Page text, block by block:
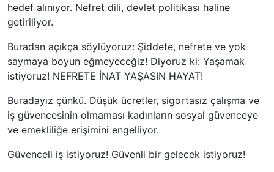
hedef alınıyor. Nefret dili, devlet politikası haline
getiriliyor.
Buradan açıkça söylüyoruz: Şiddete, nefrete ve yok
saymaya boyun eğmeyeceğiz! Diyoruz ki: Yaşamak
istiyoruz! NEFRETE İNAT YAŞASIN HAYAT!
Buradayız çünkü. Düşük ücretler, sigortasız çalışma ve
iş güvencesinin olmaması kadınların sosyal güvenceye
ve emekliliğe erişimini engelliyor.
Güvenceli iş istiyoruz! Güvenli bir gelecek istiyoruz!